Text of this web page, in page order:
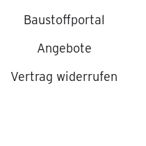
Baustoffportal
Angebote
Vertrag widerrufen